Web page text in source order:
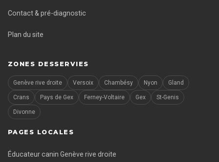
Contact & pré-diagnostic
Plan du site
ZONES DESSERVIES
Genève rive droite Versoix Chambésy Nyon Gland
Crans Pays de Gex Ferney-Voltaire Gex St-Genis
Divonne
PAGES LOCALES
Éducateur canin Genève rive droite